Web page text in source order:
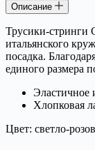
Описание
Трусики-стринги
итальянского
посадка.
единого размера
Эластичное
Хлопковая
Цвет: светло-